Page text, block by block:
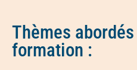
Thèmes
formation :